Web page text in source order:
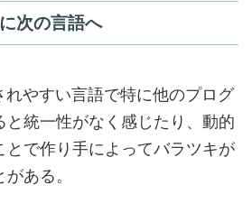
次の言語へ
れやすい言語で特に他のプログ
と統一性がなく感じたり、動的
とで作り手によってバラツキが
ある。